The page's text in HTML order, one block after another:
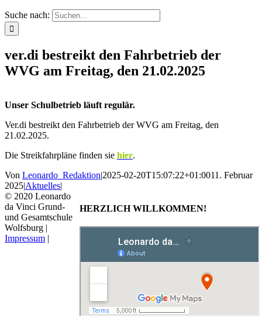
Suche nach:
ver.di bestreikt den Fahrbetrieb der
WVG am Freitag, den 21.02.2025
Unser Schulbetrieb läuft regulär.
Ver.di bestreikt den Fahrbetrieb der WVG am Freitag, den
21.02.2025.
Die Streikfahrpläne finden sie hier.
Von Leonardo_Redaktion|2025-02-20T15:07:22+01:0011. Februar
2025|Aktuelles|
HERZLICH WILLKOMMEN!
© 2020 Leonardo
da Vinci Grund-
und Gesamtschule
Wolfsburg |
Impressum |